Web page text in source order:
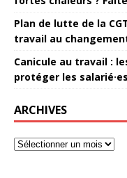
Plan de lutte de la
travail au
Canicule au travail :
protéger les salarié·es
ARCHIVES